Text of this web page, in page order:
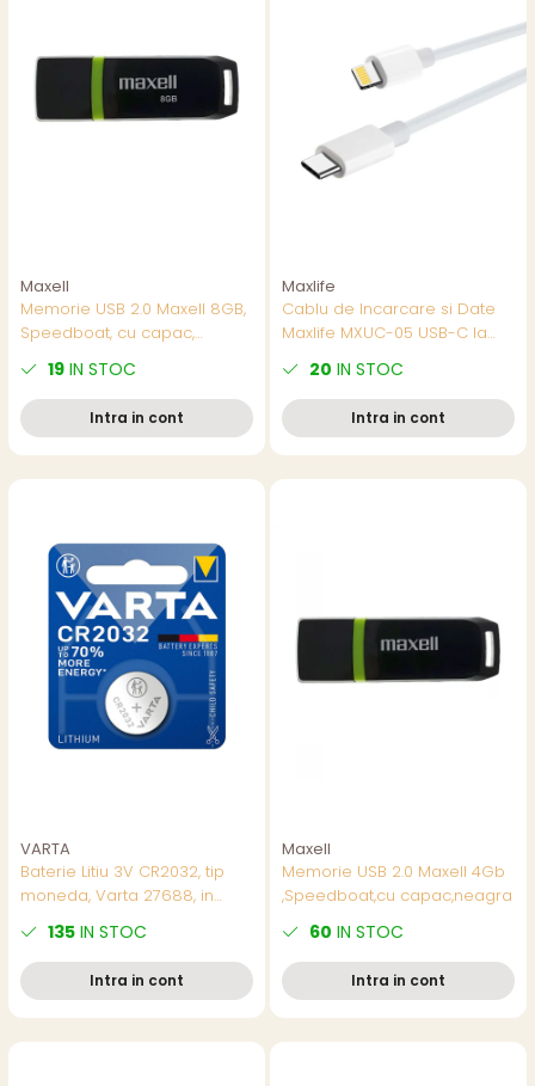
Maxell
Memorie USB 2.0 Maxell 8GB,
Speedboat, cu capac,
neagră - Soluție Practică
pentru Stocare Portabilă
19 IN STOC
Intra in cont
Maxlife
Cablu de Incarcare si Date
Maxlife MXUC-05 USB-C la
20W, Alb, pentru Incarcare
Rapida la Distanta
20 IN STOC
Intra in cont
VARTA
Baterie Litiu 3V CR2032, tip
moneda, Varta 27688, in
135 IN STOC
Intra in cont
Maxell
Memorie USB 2.0 Maxell 4Gb
,Speedboat,cu capac,neagra
60 IN STOC
Intra in cont